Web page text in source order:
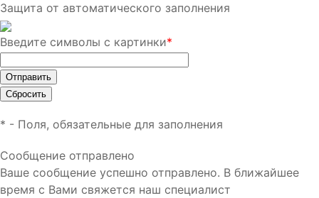
Защита от автоматического заполнения
Введите символы с картинки*
* - Поля, обязательные для заполнения
Сообщение отправлено
Ваше сообщение успешно отправлено. В ближайшее
время с Вами свяжется наш специалист